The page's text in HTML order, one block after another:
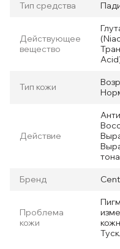
Тип средства
Действующее
вещество
Тип кожи
Действие
Бренд
Проблема
кожи